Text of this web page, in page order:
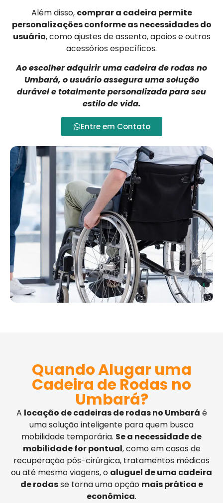
Além disso, comprar a cadeira permite
personalizações conforme as necessidades do
usuário, como ajustes de assento, apoios e outros
acessórios específicos.
Ao escolher adquirir uma cadeira de rodas no
Umbará, o usuário assegura uma solução
durável e totalmente personalizada para seu
estilo de vida.
Entre em Contato
Quando Alugar uma
Cadeira de Rodas no
Umbará?
A locação de cadeiras de rodas no Umbará é
uma solução inteligente para quem busca
mobilidade temporária. Se a necessidade de
mobilidade for pontual, como em casos de
recuperação pós-cirúrgica, tratamentos médicos
ou até mesmo viagens, o aluguel de uma cadeira
de rodasse torna uma opção mais prática e
econômica.